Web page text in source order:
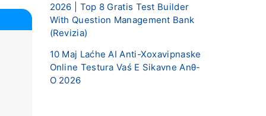
2026 | Top 8 Gratis Test Builder
With Question Management Bank
(Revizia)
10 Maj Laćhe AI ​​Anti-Xoxavipnaske
Online Testura Vaś E Sikavne Anθ-
O 2026